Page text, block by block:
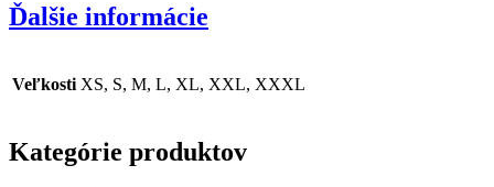
Ďalšie informácie
Veľkosti XS, S, M, L, XL, XXL, XXXL
Kategórie produktov